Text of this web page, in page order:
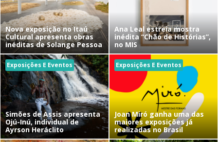
Nova exposição no Itaú
Cultural apresenta obras
inéditas de Solange Pessoa
Ana Leal estreia mostra
inédita “Chão de Histórias”,
no MIS
Exposições E Eventos
Simões de Assis apresenta
Ojú-Inú, individual de
Ayrson Heráclito
Exposições E Eventos
Joan Miró ganha uma das
maiores exposições já
realizadas no Brasil